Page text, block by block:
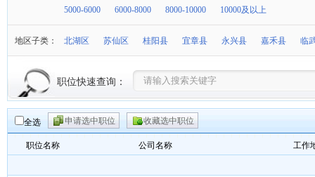
5000-6000
6000-8000 8000-10000 10000及以上
地区子类： 北湖区 苏仙区 桂阳县 宜章县 永兴县 嘉禾县 临
职位快速查询：
全选 申请选中职位 收藏选中职位
职位名称 公司名称 工作